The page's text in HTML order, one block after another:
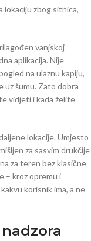
lokaciju zbog sitnica,
vanjskoj
aplikacija. Nije
na ulaznu kapiju,
uz šumu. Zato dobra
vidjeti i kada želite
lokacije. Umjesto
za sasvim drukčije
za teren bez klasične
– kroz opremu i
korisnik ima, a ne